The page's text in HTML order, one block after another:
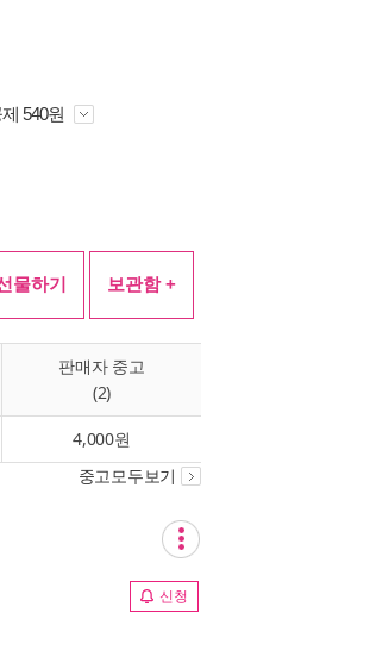
540원
물하기 보관함 +
판매자 중고
(2)
4,000원
중고모두보기
신청